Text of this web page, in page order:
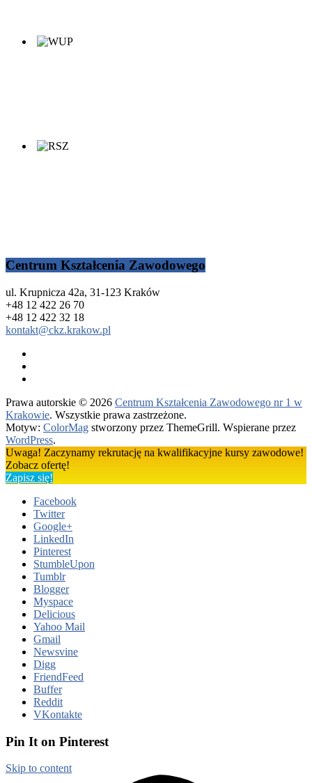
Centrum Kształcenia Zawodowego
ul. Krupnicza 42a, 31-123 Kraków
+48 12 422 26 70
+48 12 422 32 18
kontakt@ckz.krakow.pl
Prawa autorskie © 2026 Centrum Kształcenia Zawodowego nr 1 w
Krakowie. Wszystkie prawa zastrzeżone.
Motyw: ColorMag stworzony przez ThemeGrill. Wspierane przez
WordPress.
Uwaga! Zaczynamy rekrutację na kwalifikacyjne kursy zawodowe!
Zobacz ofertę!
Zapisz się!
Facebook
Twitter
Google+
LinkedIn
Pinterest
StumbleUpon
Tumblr
Blogger
Myspace
Delicious
Yahoo Mail
Gmail
Newsvine
Digg
FriendFeed
Buffer
Reddit
VKontakte
Pin It on Pinterest
Skip to content